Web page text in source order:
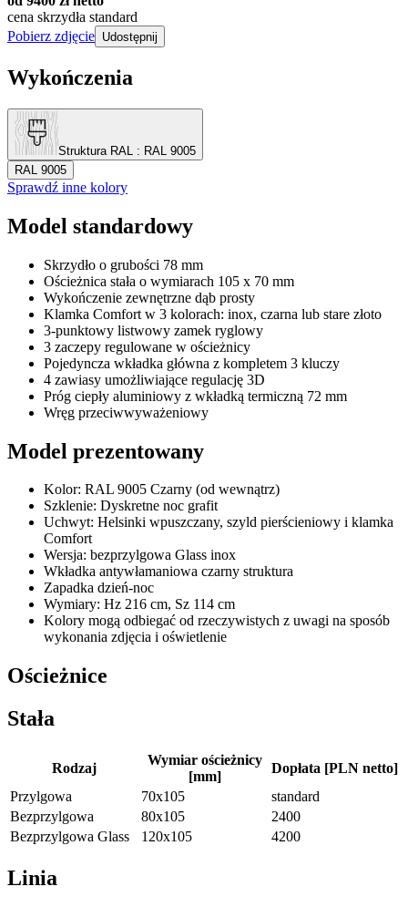
cena skrzydła standard
Pobierz zdjęcie Udostępnij
Wykończenia
Struktura RAL : RAL 9005
RAL 9005
Sprawdź inne kolory
Model standardowy
Skrzydło o grubości 78 mm
Ościeżnica stała o wymiarach 105 x 70 mm
Wykończenie zewnętrzne dąb prosty
Klamka Comfort w 3 kolorach: inox, czarna lub stare złoto
3-punktowy listwowy zamek ryglowy
3 zaczepy regulowane w ościeżnicy
Pojedyncza wkładka główna z kompletem 3 kluczy
4 zawiasy umożliwiające regulację 3D
Próg ciepły aluminiowy z wkładką termiczną 72 mm
Wręg przeciwwyważeniowy
Model prezentowany
Kolor: RAL 9005 Czarny (od wewnątrz)
Szklenie: Dyskretne noc grafit
Uchwyt: Helsinki wpuszczany, szyld pierścieniowy i klamka
Comfort
Wersja: bezprzylgowa Glass inox
Wkładka antywłamaniowa czarny struktura
Zapadka dzień-noc
Wymiary: Hz 216 cm, Sz 114 cm
Kolory mogą odbiegać od rzeczywistych z uwagi na sposób
wykonania zdjęcia i oświetlenie
Ościeżnice
Stała
Rodzaj
Wymiar ościeżnicy
[mm]
Dopłata [PLN netto]
Przylgowa
70x105
standard
Bezprzylgowa
80x105
2400
Bezprzylgowa Glass
120x105 4200
Linia